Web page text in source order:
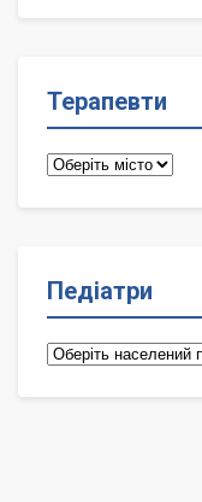
Терапевти
Терапевти
Педіатри
Педіатри